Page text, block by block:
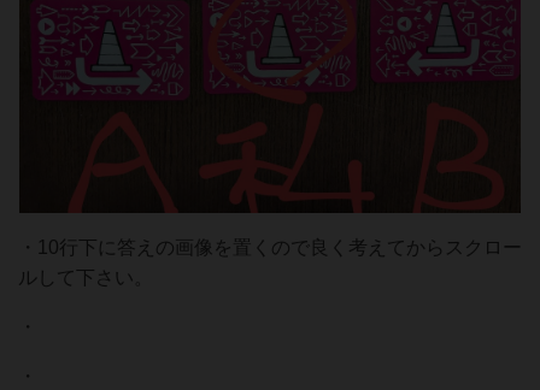
・10行下に答えの画像を置くので良く考えてからスクロー
ルして下さい。
・
・